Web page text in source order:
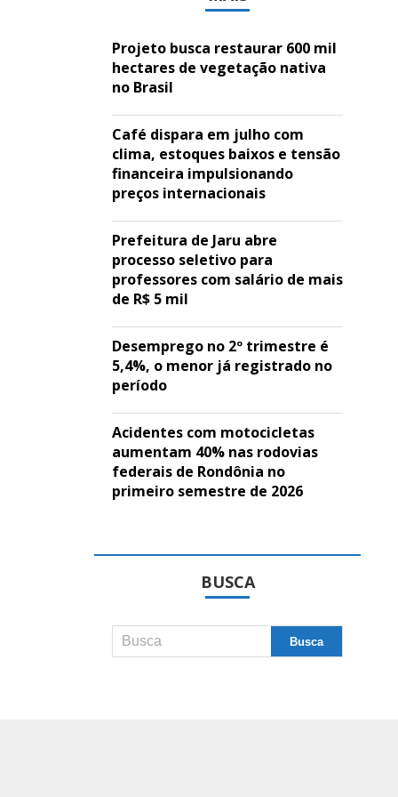
Projeto busca restaurar 600 mil
hectares de vegetação nativa
no Brasil
Café dispara em julho com
clima, estoques baixos e tensão
financeira impulsionando
preços internacionais
Prefeitura de Jaru abre
processo seletivo para
professores com salário de mais
de R$ 5 mil
Desemprego no 2º trimestre é
5,4%, o menor já registrado no
período
Acidentes com motocicletas
aumentam 40% nas rodovias
federais de Rondônia no
primeiro semestre de 2026
BUSCA